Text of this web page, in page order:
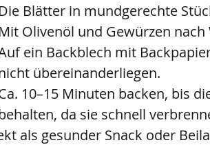
Die Blätter in mundgerechte
Mit Olivenöl und Gewürzen
ein Backblech mit
übereinanderliegen.
10–15 Minuten backen, bis
da sie schnell
als gesunder Snack oder